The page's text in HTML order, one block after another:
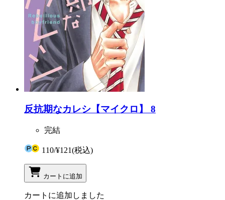
反抗期なカレシ【マイクロ】 8
完結
110/¥121(税込)
カートに追加
カートに追加しました